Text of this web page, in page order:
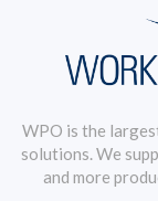
WPO is the
solutions. We
and more